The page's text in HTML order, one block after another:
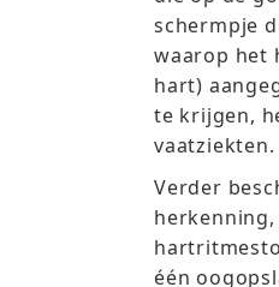
schermpje
waarop het
hart)
te krijgen,
vaatziekten.
Verder
één